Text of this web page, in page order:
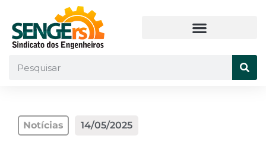
Notícias 14/05/2025